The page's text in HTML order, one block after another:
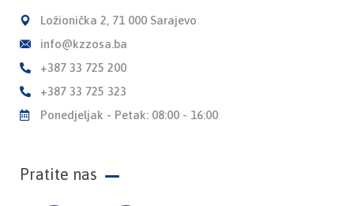
Ložionička 2, 71 000 Sarajevo
info@kzzosa.ba
+387 33 725 200
+387 33 725 323
Ponedjeljak - Petak: 08:00 - 16:00
Pratite nas